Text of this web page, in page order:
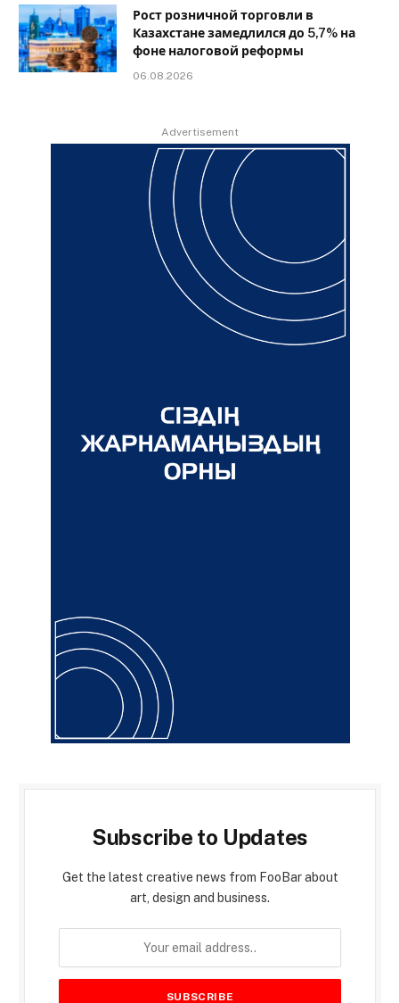
Рост розничной торговли в
Казахстане замедлился до 5,7% на
фоне налоговой реформы
06.08.2026
Advertisement
Subscribe to Updates
Get the latest creative news from FooBar about
art, design and business.